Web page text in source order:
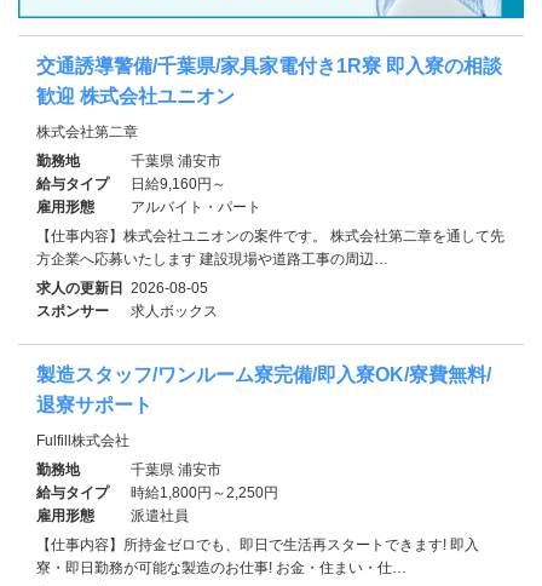
交通誘導警備/千葉県/家具家電付き1R寮 即入寮の相談
歓迎 株式会社ユニオン
株式会社第二章
勤務地
千葉県 浦安市
給与タイプ
日給9,160円～
雇用形態
アルバイト・パート
【仕事内容】株式会社ユニオンの案件です。 株式会社第二章を通して先
方企業へ応募いたします 建設現場や道路工事の周辺…
求人の更新日 2026-08-05
スポンサー
求人ボックス
製造スタッフ/ワンルーム寮完備/即入寮OK/寮費無料/
退寮サポート
Fulfill株式会社
勤務地
千葉県 浦安市
給与タイプ
時給1,800円～2,250円
雇用形態
派遣社員
【仕事内容】所持金ゼロでも、即日で生活再スタートできます! 即入
寮・即日勤務が可能な製造のお仕事! お金・住まい・仕…